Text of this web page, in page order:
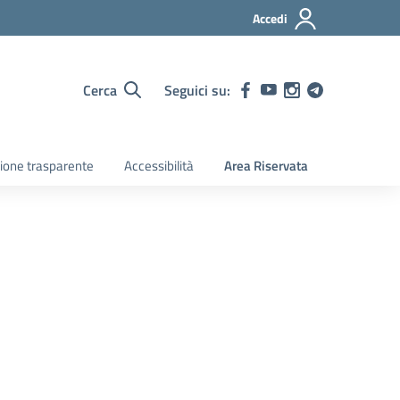
Accedi
Cerca Seguici su:
trasparente Accessibilità Area Riservata